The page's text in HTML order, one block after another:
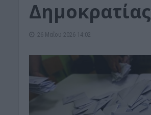
Δημοκρατίας
26 Μαΐου 2026 14:02